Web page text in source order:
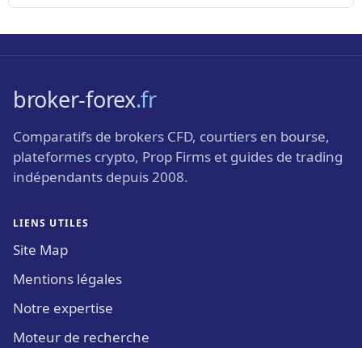
broker-forex.fr
Comparatifs de brokers CFD, courtiers en bourse,
plateformes crypto, Prop Firms et guides de trading
indépendants depuis 2008.
LIENS UTILES
Site Map
Mentions légales
Notre expertise
Moteur de recherche